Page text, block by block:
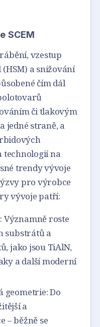
SCEM
vzestup
a snižování
čím dál
či tlakovým
jedné straně, a
technologií na
trendy vývoje
pro výrobce
vývoje patří:
roste
substrátů a
jako jsou TiAlN,
a další moderní
geometrie: Do
a
– běžně se